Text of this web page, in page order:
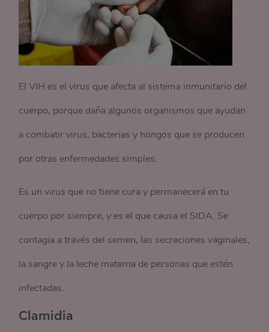
El VIH es el virus que afecta al sistema inmunitario del
cuerpo, porque daña algunos organismos que ayudan
a combatir virus, bacterias y hongos que se producen
por otras enfermedades simples.
Es un virus que no tiene cura y permanecerá en tu
cuerpo por siempre, y es el que causa el SIDA. Se
contagia a través del semen, las secreciones vaginales,
la sangre y la leche materna de personas que estén
infectadas.
Clamidia